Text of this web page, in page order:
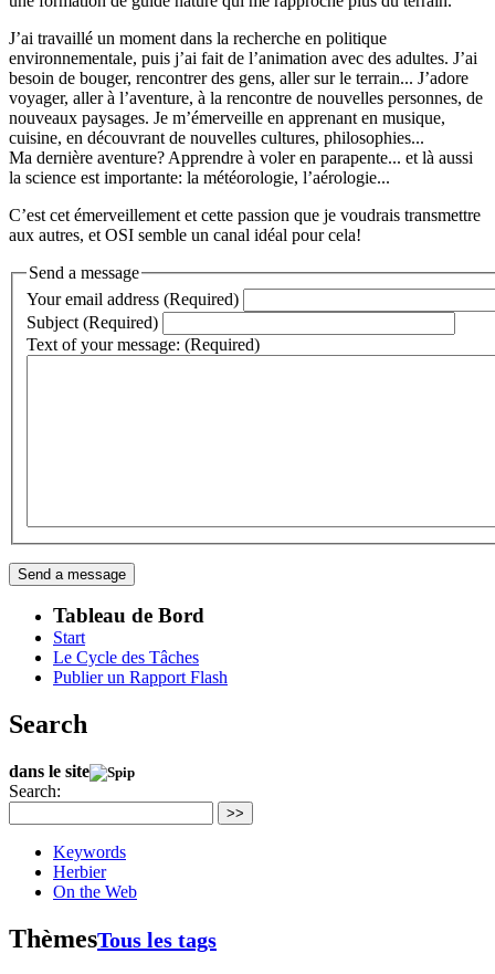
J’ai travaillé un moment dans la recherche en politique
environnementale, puis j’ai fait de l’animation avec des adultes. J’ai
besoin de bouger, rencontrer des gens, aller sur le terrain... J’adore
voyager, aller à l’aventure, à la rencontre de nouvelles personnes, de
nouveaux paysages. Je m’émerveille en apprenant en musique,
cuisine, en découvrant de nouvelles cultures, philosophies...
Ma dernière aventure? Apprendre à voler en parapente... et là aussi
la science est importante: la météorologie, l’aérologie...
C’est cet émerveillement et cette passion que je voudrais transmettre
aux autres, et OSI semble un canal idéal pour cela!
Send a message
Your email address (Required)
Subject (Required)
Text of your message: (Required)
Tableau de Bord
Start
Le Cycle des Tâches
Publier un Rapport Flash
Search
dans le site
Search:
>>
Keywords
Herbier
On the Web
ThèmesTous les tags